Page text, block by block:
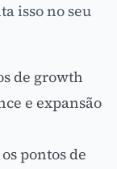
isso no seu
de growth
e expansão
pontos de